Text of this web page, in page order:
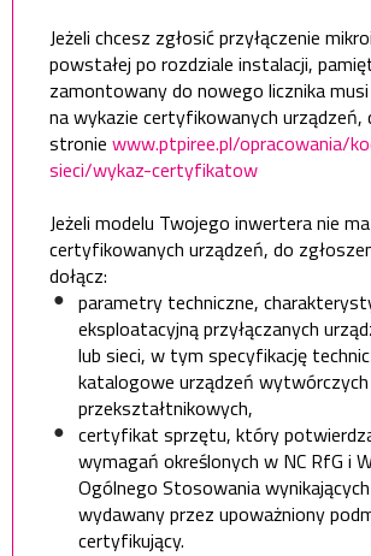
Jeżeli chcesz zgłosić przyłączenie
powstałej po rozdziale instalacji,
zamontowany do nowego licznika
na wykazie certyfikowanych urządzeń,
stronie www.ptpiree.pl/opracowania/
sieci/wykaz-certyfikatow
Jeżeli modelu Twojego inwertera nie
certyfikowanych urządzeń, do
dołącz:
parametry techniczne,
eksploatacyjną przyłączanych
lub sieci, w tym specyfikację
katalogowe urządzeń
przekształtnikowych,
certyfikat sprzętu, który
wymagań określonych w NC RfG i
Ogólnego Stosowania
wydawany przez upoważniony
certyfikujący.